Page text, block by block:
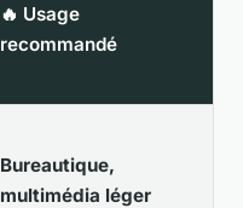
🔥 Usage
recommandé
Bureautique,
multimédia léger